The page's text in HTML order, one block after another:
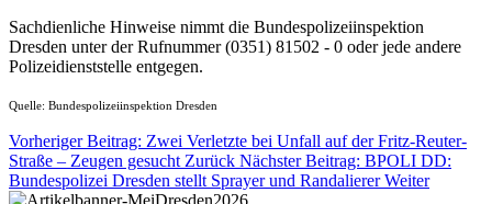
Sachdienliche Hinweise nimmt die Bundespolizeiinspektion
Dresden unter der Rufnummer (0351) 81502 - 0 oder jede andere
Polizeidienststelle entgegen.
Quelle: Bundespolizeiinspektion Dresden
Vorheriger Beitrag: Zwei Verletzte bei Unfall auf der Fritz-Reuter-
Straße – Zeugen gesucht Zurück Nächster Beitrag: BPOLI DD:
Bundespolizei Dresden stellt Sprayer und RandaliererWeiter